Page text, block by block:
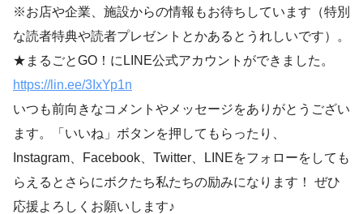
※お店や企業、施設からの情報もお待ちしています（特別
な読者特典や読者プレゼントとかあるとうれしいです）。
★まるごとGO！にLINE公式アカウントができました。
https://lin.ee/3IxYp1n
いつも前向きなコメントやメッセージをありがとうござい
ます。「いいね」ボタンを押してもらったり、
Instagram、Facebook、Twitter、LINEをフォローをしても
らえるとさらにボクたち私たちの励みになります！ ぜひ
応援よろしくお願いします♪